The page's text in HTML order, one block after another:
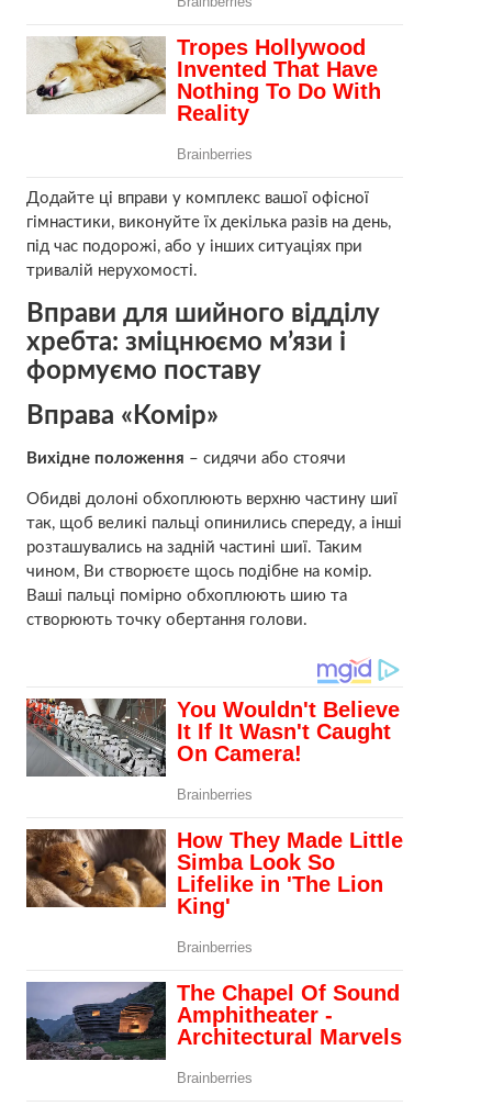
Додайте ці вправи у комплекс вашої офісної
гімнастики, виконуйте їх декілька разів на день,
під час подорожі, або у інших ситуаціях при
тривалій нерухомості.
Вправи для шийного відділу
хребта: зміцнюємо м’язи і
формуємо поставу
Вправа «Комір»
Вихідне положення – сидячи або стоячи
Обидві долоні обхоплюють верхню частину шиї
так, щоб великі пальці опинились спереду, а інші
розташувались на задній частині шиї. Таким
чином, Ви створюєте щось подібне на комір.
Ваші пальці помірно обхоплюють шию та
створюють точку обертання голови.